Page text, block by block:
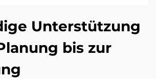
Unterstützung
bis zur